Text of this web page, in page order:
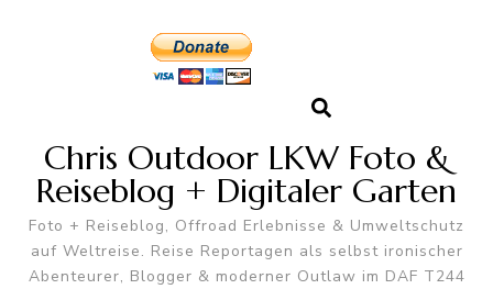
Chris Outdoor LKW Foto &
Reiseblog + Digitaler Garten
Foto + Reiseblog, Offroad Erlebnisse & Umweltschutz
auf Weltreise. Reise Reportagen als selbst ironischer
Abenteurer, Blogger & moderner Outlaw im DAF T244